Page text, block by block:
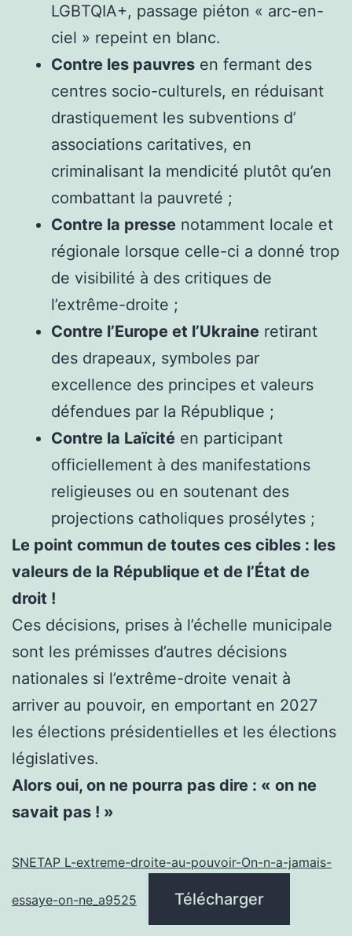
LGBTQIA+, passage piéton « arc-en-
ciel » repeint en blanc.
Contre les pauvres en fermant des
centres socio-culturels, en réduisant
drastiquement les subventions d’
associations caritatives, en
criminalisant la mendicité plutôt qu’en
combattant la pauvreté ;
Contre la presse notamment locale et
régionale lorsque celle-ci a donné trop
de visibilité à des critiques de
l’extrême-droite ;
Contre l’Europe et l’Ukraine retirant
des drapeaux, symboles par
excellence des principes et valeurs
défendues par la République ;
Contre la Laïcité en participant
officiellement à des manifestations
religieuses ou en soutenant des
projections catholiques prosélytes ;
Le point commun de toutes ces cibles : les
valeurs de la République et de l’État de
droit !
Ces décisions, prises à l’échelle municipale
sont les prémisses d’autres décisions
nationales si l’extrême-droite venait à
arriver au pouvoir, en emportant en 2027
les élections présidentielles et les élections
législatives.
Alors oui, on ne pourra pas dire : « on ne
savait pas ! »
SNETAP L-extreme-droite-au-pouvoir-On-n-a-jamais-
essaye-on-ne_a9525 Télécharger